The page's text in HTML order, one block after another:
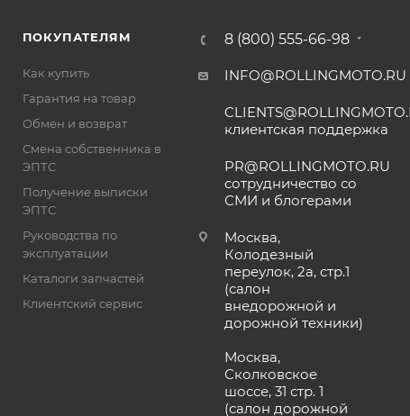
ПОКУПАТЕЛЯМ
Как купить
Гарантия на товар
Обмен и возврат
Смена собственника в
ЭПТС
Получение выписки
ЭПТС
Руководства по
эксплуатации
Каталоги запчастей
Клиентский сервис
8 (800) 555-66-98
INFO@ROLLINGMOTO.RU
клиентская поддержка
PR@ROLLINGMOTO.RU
сотрудничество со
СМИ и блогерами
Москва,
Колодезный
переулок, 2а, стр.1
(салон
внедорожной и
дорожной техники)
Москва,
Сколковское
шоссе, 31 стр. 1
(салон дорожной